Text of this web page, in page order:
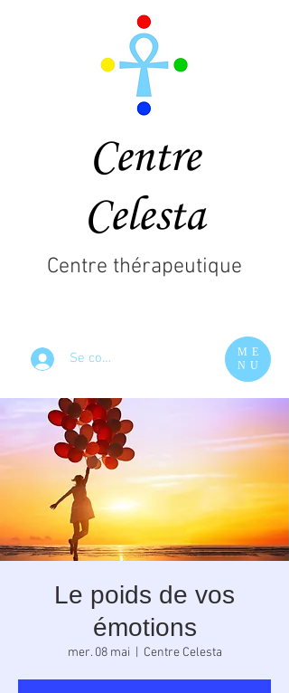
Centre
Celesta
Se connecter
ME
NU
Centre thérapeutique
Le poids de vos
émotions
mer. 08 mai Centre Celesta